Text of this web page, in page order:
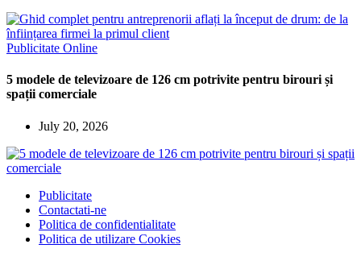
Publicitate Online
5 modele de televizoare de 126 cm potrivite pentru birouri și
spații comerciale
July 20, 2026
Publicitate
Contactati-ne
Politica de confidentialitate
Politica de utilizare Cookies